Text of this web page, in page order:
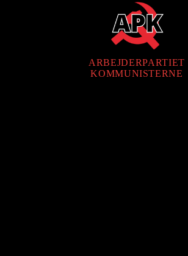
ARBEJDERPARTIET
KOMMUNISTERNE